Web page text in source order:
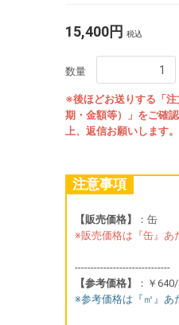
15,400円 税込
数量
※後ほどお送りする「
期・金額等）」をご確
上、返信お願いします。
注意事項
【販売価格】
：缶
※販売価格は『缶』あ
------------------------------
【参考価格】
：￥
※参考価格は『㎡』あ